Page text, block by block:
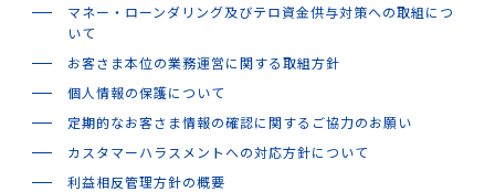
マネー・ローンダリング及びテロ資金供与対策への取組につ
いて
お客さま本位の業務運営に関する取組方針
個人情報の保護について
定期的なお客さま情報の確認に関するご協力のお願い
カスタマーハラスメントへの対応方針について
利益相反管理方針の概要